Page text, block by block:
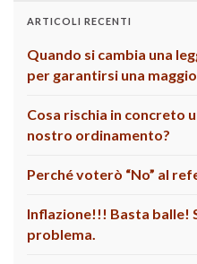
ARTICOLI RECENTI
Quando si cambia una
per garantirsi una
Cosa rischia in concreto
nostro ordinamento?
Perché voterò “No” al
Inflazione!!! Basta balle!
problema.